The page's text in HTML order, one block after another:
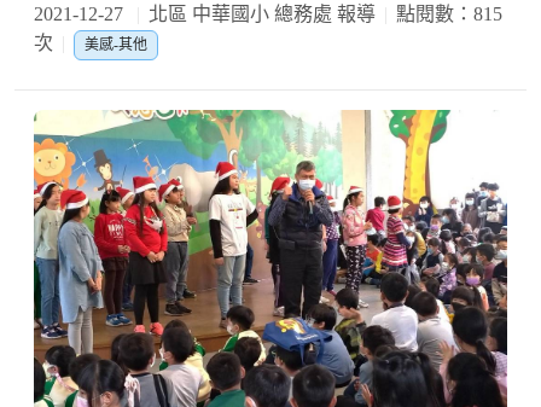
2021-12-27 北區 中華國小 總務處 報導
點閱數：815
次
美感-其他